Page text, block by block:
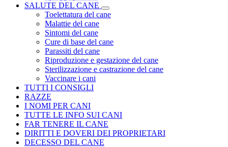
SALUTE DEL CANE
Toelettatura del cane
Malattie del cane
Sintomi del cane
Cure di base del cane
Parassiti del cane
Riproduzione e gestazione del cane
Sterilizzazione e castrazione del cane
Vaccinare i cani
TUTTI I CONSIGLI
RAZZE
I NOMI PER CANI
TUTTE LE INFO SUI CANI
FAR TENERE IL CANE
DIRITTI E DOVERI DEI PROPRIETARI
DECESSO DEL CANE